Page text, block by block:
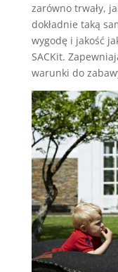
zarówno trwały,
dokładnie taką
wygodę i jakość
SACKit.
warunki do